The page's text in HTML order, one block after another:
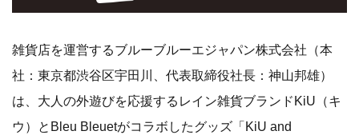
雑貨店を運営するブルーブルーエジャパン株式会社（本
社：東京都渋谷区宇田川、代表取締役社長：神山邦雄）
は、大人の外遊びを応援するレイン雑貨ブランドKiU（キ
ウ）とBleu Bleuetがコラボしたグッズ「KiU and